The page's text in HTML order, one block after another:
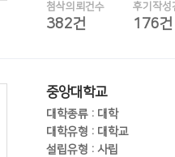
첨삭의뢰건수
382건
후기작성
176건
중앙대학교
대학종류 : 대학
대학유형 : 대학교
설립유형 : 사립